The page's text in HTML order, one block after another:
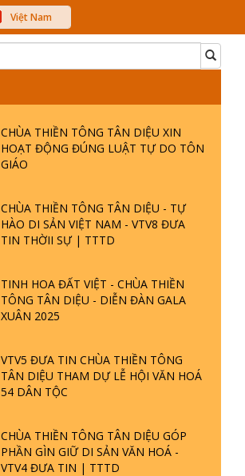
Việt Nam
中文
CHÙA THIỀN TÔNG TÂN DIỆU XIN
HOẠT ĐỘNG ĐÚNG LUẬT TỰ DO TÔN
GIÁO
CHÙA THIỀN TÔNG TÂN DIỆU - TỰ
HÀO DI SẢN VIỆT NAM - VTV8 ĐƯA
TIN THỜII SỰ | TTTD
TINH HOA ĐẤT VIỆT - CHÙA THIỀN
TÔNG TÂN DIỆU - DIỄN ĐÀN GALA
XUÂN 2025
VTV5 ĐƯA TIN CHÙA THIỀN TÔNG
TÂN DIỆU THAM DỰ LỄ HỘI VĂN HOÁ
54 DÂN TỘC
CHÙA THIỀN TÔNG TÂN DIỆU GÓP
PHẦN GÌN GIỮ DI SẢN VĂN HOÁ -
VTV4 ĐƯA TIN | TTTD